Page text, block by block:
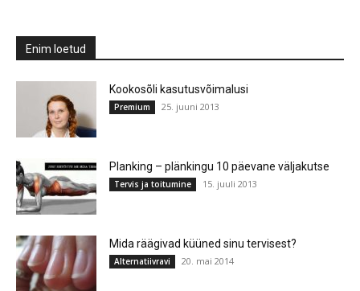
Enim loetud
Kookosõli kasutusvõimalusi
Premium 25. juuni 2013
Planking – plänkingu 10 päevane väljakutse
Tervis ja toitumine 15. juuli 2013
Mida räägivad küüned sinu tervisest?
Alternatiivravi 20. mai 2014